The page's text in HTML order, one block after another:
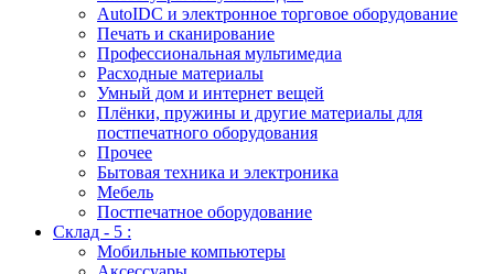
AutoIDC и электронное торговое оборудование
Печать и сканирование
Профессиональная мультимедиа
Расходные материалы
Умный дом и интернет вещей
Плёнки, пружины и другие материалы для
постпечатного оборудования
Прочее
Бытовая техника и электроника
Мебель
Постпечатное оборудование
Склад - 5 :
Мобильные компьютеры